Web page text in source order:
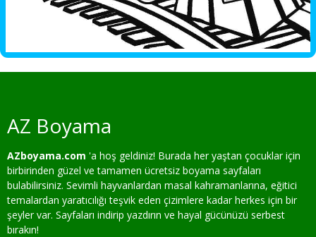
AZ Boyama
AZboyama.com 'a hoş geldiniz! Burada her yaştan çocuklar için
birbirinden güzel ve tamamen ücretsiz boyama sayfaları
bulabilirsiniz. Sevimli hayvanlardan masal kahramanlarına, eğitici
temalardan yaratıcılığı teşvik eden çizimlere kadar herkes için bir
şeyler var. Sayfaları indirip yazdırın ve hayal gücünüzü serbest
bırakın!